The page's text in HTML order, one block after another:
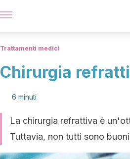
Trattamenti medici
Chirurgia
6 minuti
La chirurgia refrattiva è
Tuttavia, non tutti sono